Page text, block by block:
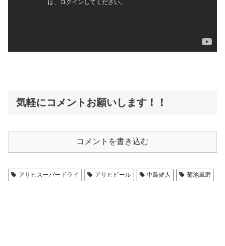
気軽にコメントお願いします！！
コメントを書き込む
アサヒスーパードライ アサヒビール 中島健人 菊池風磨